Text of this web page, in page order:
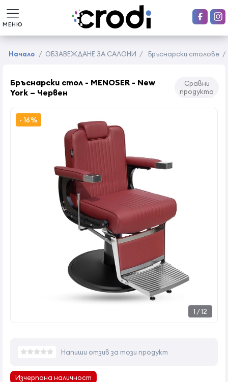
МЕНЮ
Начало / ОБЗАВЕЖДАНЕ ЗА САЛОНИ / Бръснарски столове /
Бръснарски стол - MENOSER - New
York – Червен
Сравни
продукта
1 /12
- 16%
Напиши отзив за този продукт
Изчерпана наличност